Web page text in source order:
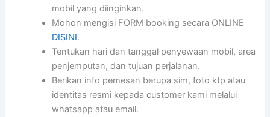
mobil yang diinginkan.
Mohon mengisi FORM booking secara ONLINE
DISINI.
Tentukan hari dan tanggal penyewaan mobil, area
penjemputan, dan tujuan perjalanan.
Berikan info pemesan berupa sim, foto ktp atau
identitas resmi kepada customer kami melalui
whatsapp atau email.